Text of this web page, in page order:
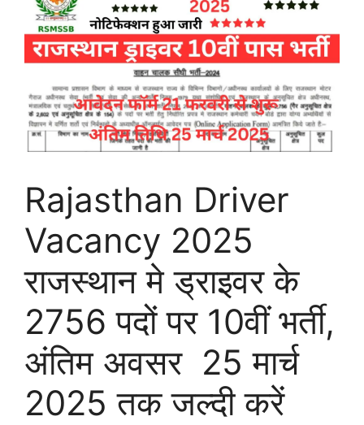
Rajasthan Driver
Vacancy 2025
राजस्थान मे ड्राइवर के
2756 पदों पर 10वीं भर्ती,
अंतिम अवसर 25 मार्च
2025 तक जल्दी करें